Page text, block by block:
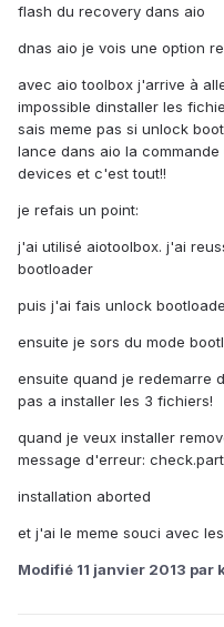
flash du recovery dans aio
dnas aio je vois une option
avec aio toolbox j'arrive à
impossible dinstaller les
sais meme pas si unlock
lance dans aio la
devices et c'est tout!!
je refais un point:
j'ai utilisé aiotoolbox. j'ai
bootloader
puis j'ai fais unlock
ensuite je sors du mode
ensuite quand je redemarre
pas a installer les 3 fichiers!
quand je veux installer
message d'erreur:
installation aborted
et j'ai le meme souci avec
Modifié 11 janvier 2013 par